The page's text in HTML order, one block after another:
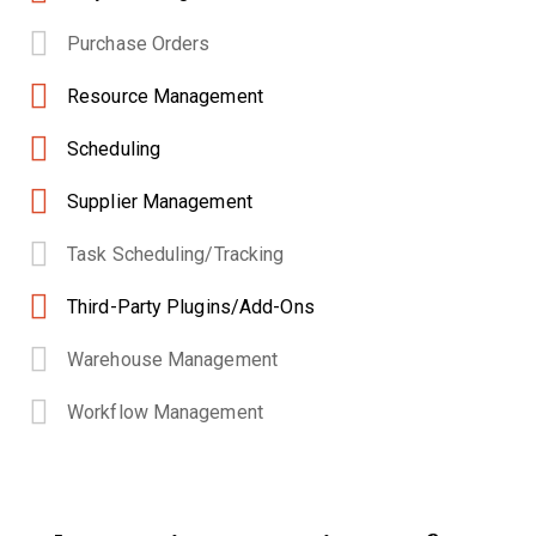
Purchase Orders
Resource Management
Scheduling
Supplier Management
Task Scheduling/Tracking
Third-Party Plugins/Add-Ons
Warehouse Management
Workflow Management